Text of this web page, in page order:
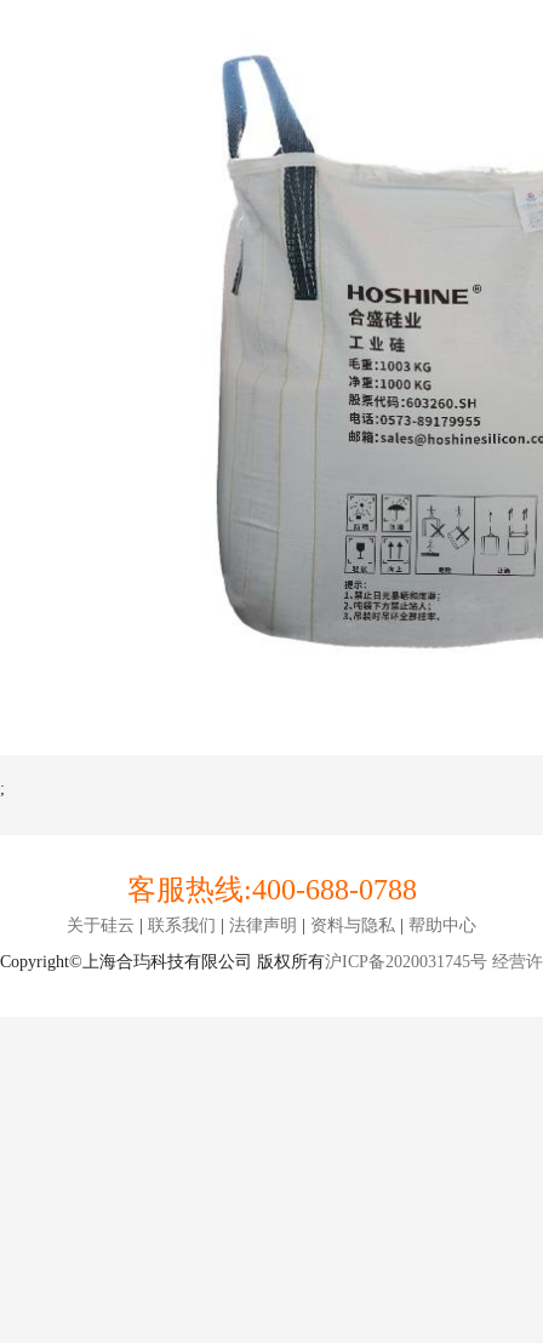
;
客服热线:400-688-0788
关于硅云 | 联系我们 | 法律声明 | 资料与隐私 | 帮助中心
Copyright©上海合玙科技有限公司 版权所有沪ICP备2020031745号 经营